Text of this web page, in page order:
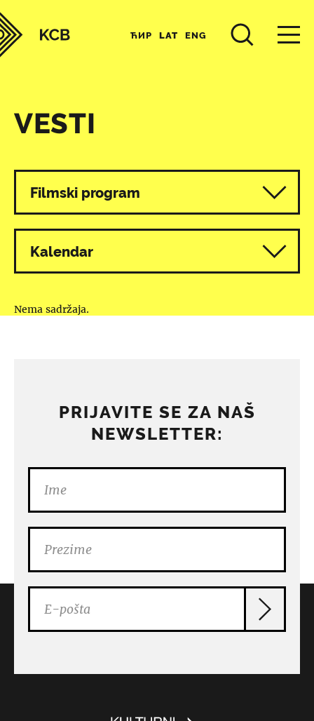
ЋИР LAT ENG
VESTI
Svi programi
Filmski program
Kalendar
Nema sadržaja.
PRIJAVITE SE ZA NAŠ
NEWSLETTER: